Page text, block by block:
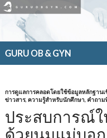
GURU OB & GYN
เนื้อหา
การดูแลการคลอดโดยใช้ข้อมูลหลักฐานเ
ข่าวสาร, ความรู้สำหรับนักศึกษา, คำถา
ประสบการณ์ใ